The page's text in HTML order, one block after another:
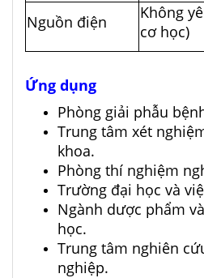
Nguồn điện
Không
cơ học)
Ứng dụng
Phòng giải phẫu
Trung tâm xét
khoa.
Phòng thí nghiệm
Trường đại học và
Ngành dược phẩm
học.
Trung tâm nghiên
nghiệp.